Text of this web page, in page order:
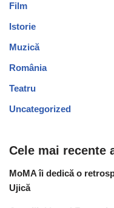
Film
Istorie
Muzică
România
Teatru
Uncategorized
Cele mai recente
MoMA îi dedică o
Ujică